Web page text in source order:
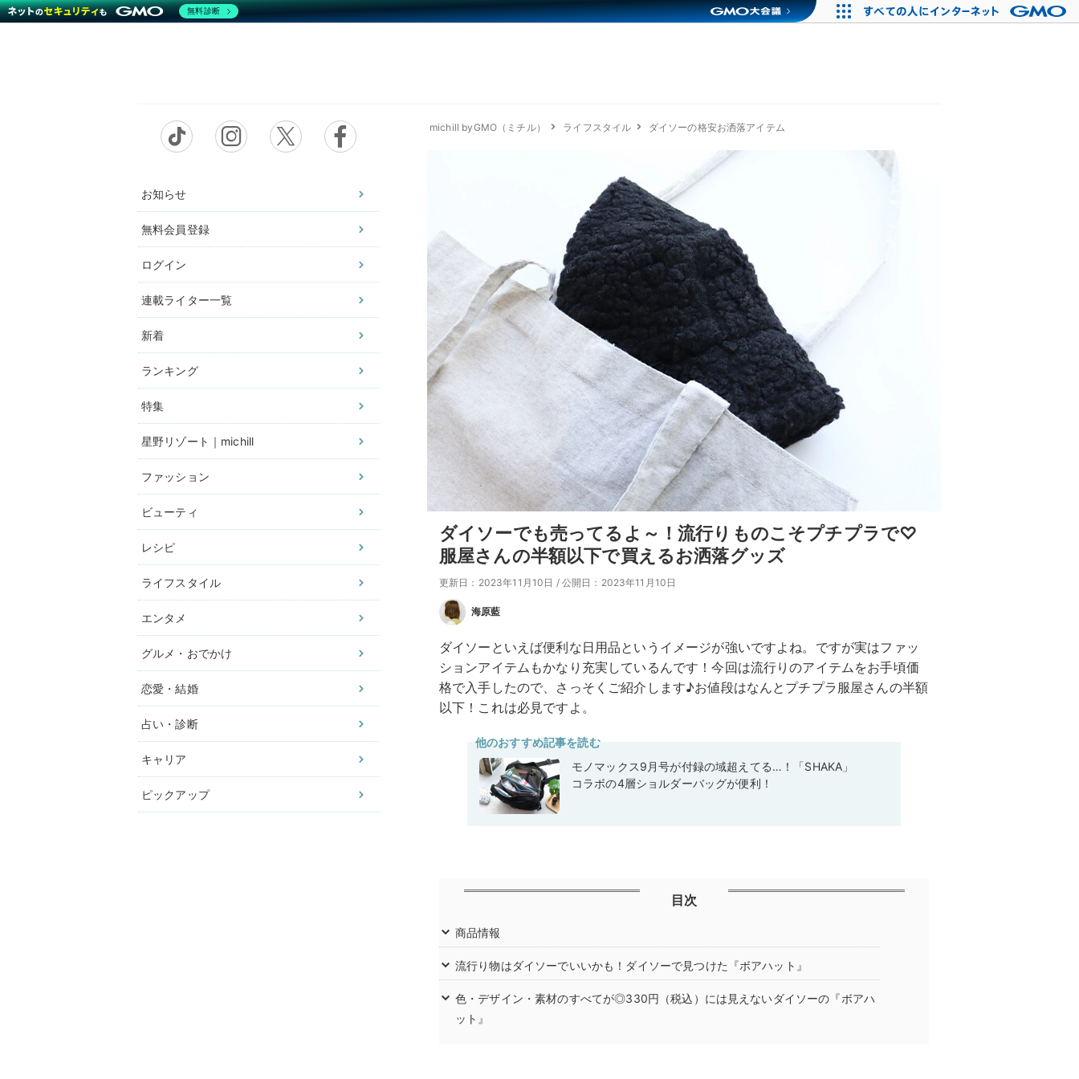
お知らせ
無料会員登録
ログイン
連載ライター一覧
新着
ランキング
特集
星野リゾート｜michill
ファッション
ビューティ
レシピ
ライフスタイル
エンタメ
グルメ・おでかけ
恋愛・結婚
占い・診断
キャリア
ピックアップ
michill byGMO（ミチル） ライフスタイル ダイソーの格安お洒落アイテム
ダイソーでも売ってるよ～！流行りものこそプチプラで♡
服屋さんの半額以下で買えるお洒落グッズ
更新日：2023年11月10日 / 公開日：2023年11月10日
海原藍
ダイソーといえば便利な日用品というイメージが強いですよね。ですが実はファッ
ションアイテムもかなり充実しているんです！今回は流行りのアイテムをお手頃価
格で入手したので、さっそくご紹介します♪お値段はなんとプチプラ服屋さんの半額
以下！これは必見ですよ。
他のおすすめ記事を読む
モノマックス9月号が付録の域超えてる…！「SHAKA」
コラボの4層ショルダーバッグが便利！
目次
商品情報
流行り物はダイソーでいいかも！ダイソーで見つけた『ボアハット』
色・デザイン・素材のすべてが◎330円（税込）には見えないダイソーの『ボアハ
ット』
無料診断